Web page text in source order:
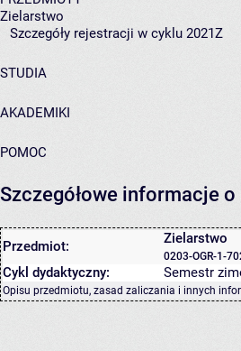
Zielarstwo
Szczegóły rejestracji w cyklu 2021Z
STUDIA
AKADEMIKI
POMOC
Szczegółowe informacje
Przedmiot: Zielarstwo
0203-OGR-1-
Cykl dydaktyczny: Semestr
Opisu przedmiotu, zasad zaliczania i innych